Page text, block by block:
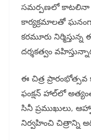
సమర్పణలో కాటలినా
కార్యక్రమాలతో
కరమూరు
దర్శకత్వం
ఈ చిత్ర
ఫంక్షన్ హాల్‌లో
సినీ ప్రముఖులు,
నిర్వహించి చిత్రాన్ని